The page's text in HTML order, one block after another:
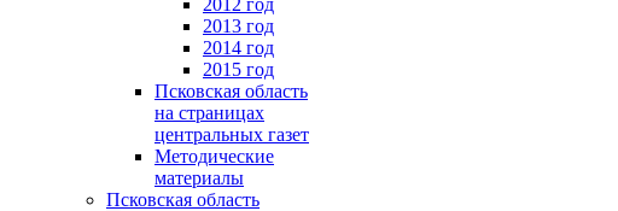
2012 год
2013 год
2014 год
2015 год
Псковская область
на страницах
центральных газет
Методические
материалы
Псковская область